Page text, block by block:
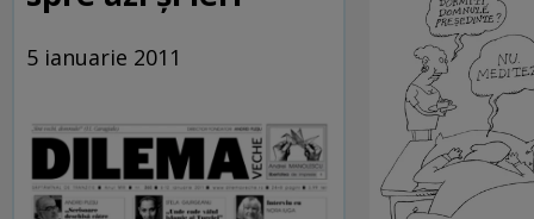
5 ianuarie 2011